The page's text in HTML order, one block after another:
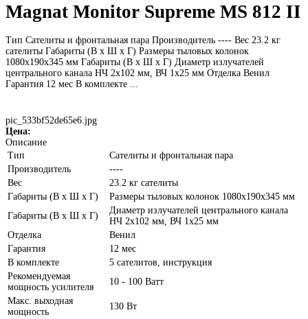
Magnat Monitor Supreme MS 812 II
Тип Сателиты и фронтальная пара Производитель ---- Вес 23.2 кг
сателиты Габариты (В х Ш х Г) Размеры тыловых колонок
1080x190x345 мм Габариты (В х Ш х Г) Диаметр излучателей
центрального канала НЧ 2х102 мм, ВЧ 1х25 мм Отделка Венил
Гарантия 12 мес В комплекте ...
pic_533bf52de65e6.jpg
Цена:
Описание
Тип
Сателиты и фронтальная пара
Производитель
----
Вес
23.2 кг сателиты
Габариты (В х Ш х Г)
Размеры тыловых колонок 1080x190x345 мм
Габариты (В х Ш х Г)
Диаметр излучателей центрального канала
НЧ 2х102 мм, ВЧ 1х25 мм
Отделка
Венил
Гарантия
12 мес
В комплекте
5 сателитов, инструкция
Рекомендуемая
мощность усилителя
10 - 100 Ватт
Макс. выходная
мощность
130 Вт